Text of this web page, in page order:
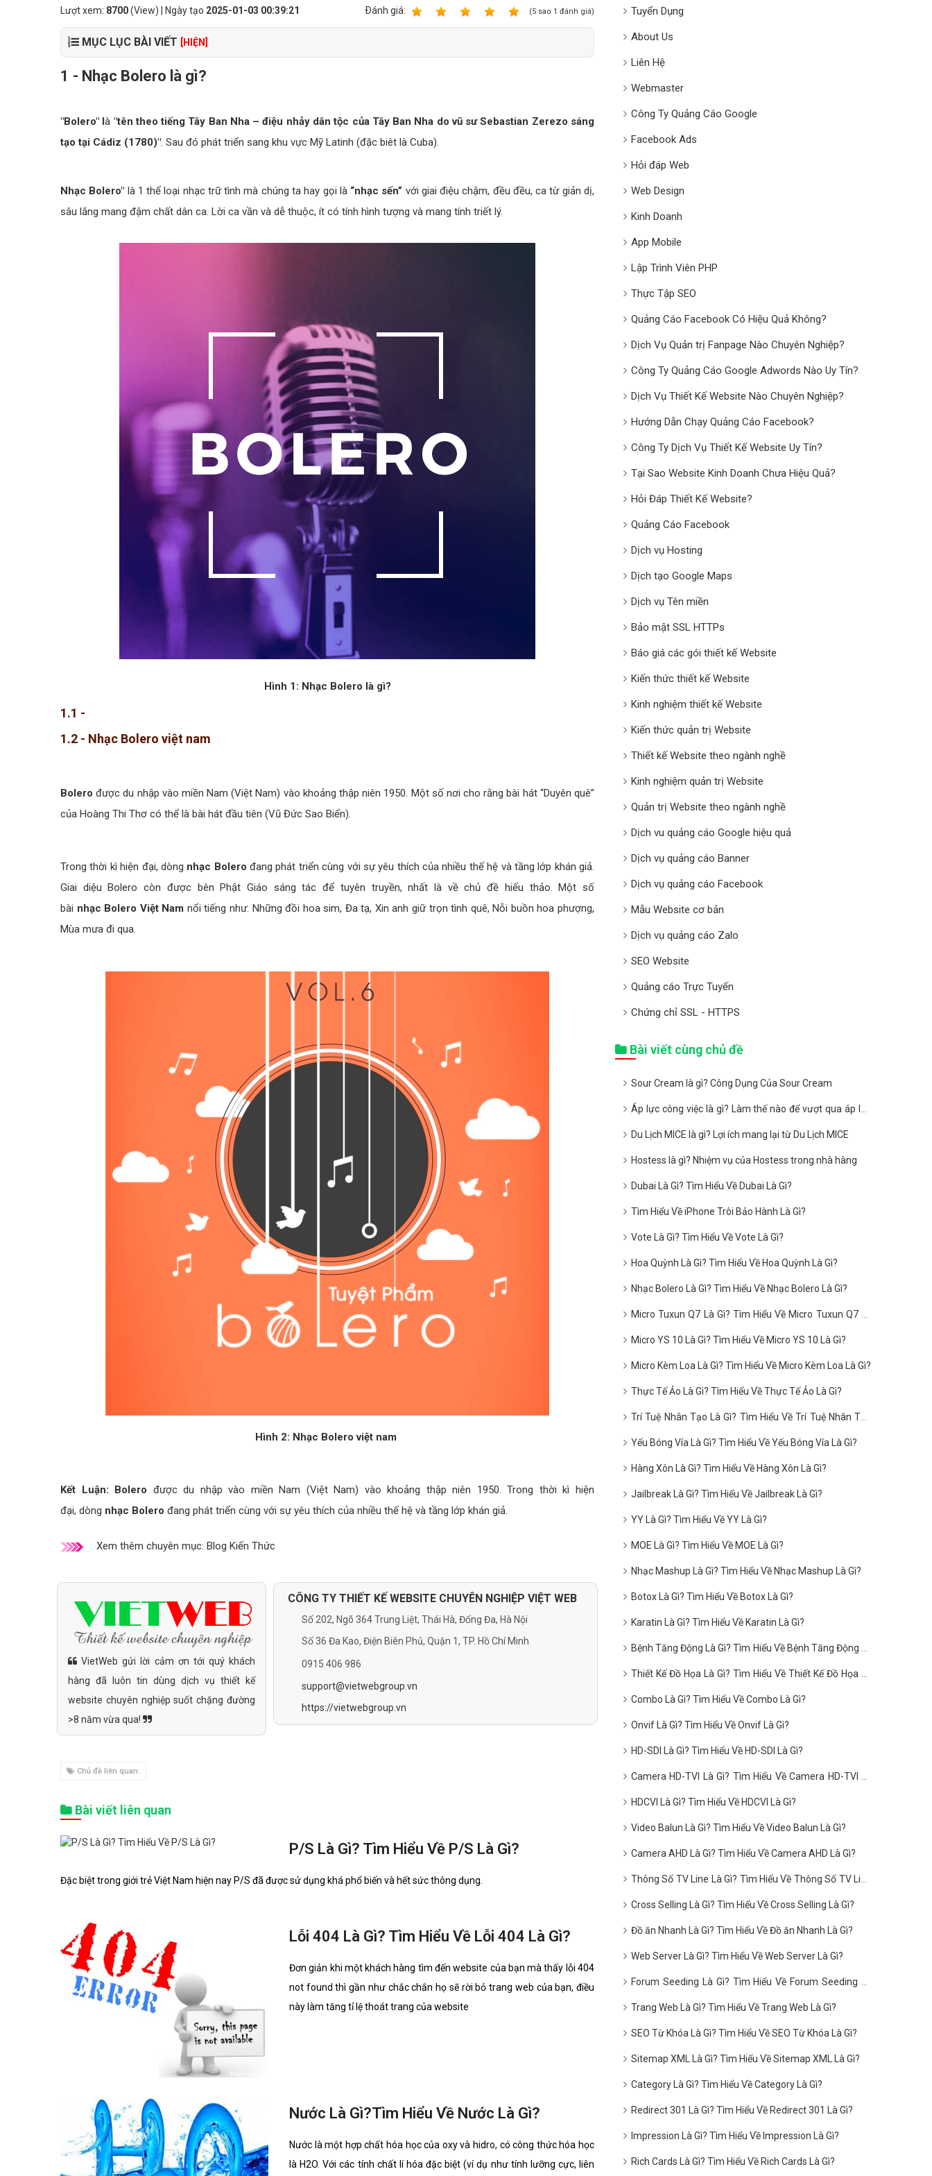
Bảng giá quảng cáo Facebook
Bảng giá SEO Website
Lượt xem: 8700(View) | Ngày tạo 2025-01-03 00:39:21 Ðánh giá: (5 sao 1 đánh giá)
MỤC LỤC BÀI VIẾT [HIỆN]
1 - Nhạc Bolero là gì?
"Bolero" là "tên theo tiếng Tây Ban Nha – điệu nhảy dân tộc của Tây Ban Nha do vũ sư Sebastian Zerezo sáng
tạo tại Cádiz (1780)". Sau đó phát triển sang khu vực Mỹ Latinh (đặc biêt là Cuba).
Nhạc Bolero" là 1 thể loại nhạc trữ tình mà chúng ta hay gọi là“nhạc sến” với giai điệu chậm, đều đều, ca từ giản dị,
sâu lắng mang đậm chất dân ca. Lời ca vần và dễ thuộc, ít có tính hình tượng và mang tính triết lý.
Hình 1: Nhạc Bolero là gì?
1.1 -
1.2 - Nhạc Bolero việt nam
Bolero được du nhập vào miền Nam (Việt Nam) vào khoảng thập niên 1950. Một số nơi cho rằng bài hát “Duyên quê”
của Hoàng Thi Thơ có thể là bài hát đầu tiên (Vũ Đức Sao Biển).
Trong thời kì hiện đại, dòng nhạc Bolero đang phát triển cùng với sự yêu thích của nhiều thế hệ và tầng lớp khán giả.
Giai diệu Bolero còn được bên Phật Giáo sáng tác để tuyên truyền, nhất là về chủ đề hiếu thảo. Một số
bài nhạc Bolero Việt Nam nổi tiếng như: Những đồi hoa sim, Đa tạ, Xin anh giữ trọn tình quê, Nỗi buồn hoa phượng,
Mùa mưa đi qua.
Hình 2: Nhạc Bolero việt nam
Kết Luận: Bolero được du nhập vào miền Nam (Việt Nam) vào khoảng thập niên 1950. Trong thời kì hiện
đại, dòng nhạc Bolero đang phát triển cùng với sự yêu thích của nhiều thế hệ và tầng lớp khán giả.
Xem thêm chuyên mục: Blog Kiến Thức
VietWeb gửi lời cảm ơn tới quý khách
hàng đã luôn tin dùng dịch vụ thiết kế
website chuyên nghiệp suốt chặng đường
>8 năm vừa qua!
CÔNG TY THIẾT KẾ WEBSITE CHUYÊN NGHIỆP VIỆT WEB
Số 202, Ngõ 364 Trung Liệt, Thái Hà, Đống Đa, Hà Nội
Số 36 Đa Kao, Điện Biên Phủ, Quận 1, TP. Hồ Chí Minh
0915 406 986
support@vietwebgroup.vn
https://vietwebgroup.vn
Chủ đề liên quan:
Bài viết liên quan
P/S Là Gì? Tìm Hiểu Về P/S Là Gì?
Đặc biệt trong giới trẻ Việt Nam hiện nay P/S đã được sử dụng khá phổ biến và hết sức thông dụng.
Lỗi 404 Là Gì? Tìm Hiểu Về Lỗi 404 Là Gì?
Đơn giản khi một khách hàng tìm đến website của bạn mà thấy lỗi 404
not found thì gần như chắc chắn họ sẽ rời bỏ trang web của bạn, điều
này làm tăng tỉ lệ thoát trang của website
Nước Là Gì?Tìm Hiểu Về Nước Là Gì?
Nước là một hợp chất hóa học của oxy và hidro, có công thức hóa học
là H2O. Với các tính chất lí hóa đặc biệt (ví dụ như tính lưỡng cực, liên
Tuyển Dụng
About Us
Liên Hệ
Webmaster
Công Ty Quảng Cáo Google
Facebook Ads
Hỏi đáp Web
Web Design
Kinh Doanh
App Mobile
Lập Trình Viên PHP
Thực Tập SEO
Quảng Cáo Facebook Có Hiệu Quả Không?
Dịch Vụ Quản trị Fanpage Nào Chuyên Nghiệp?
Công Ty Quảng Cáo Google Adwords Nào Uy Tín?
Dịch Vụ Thiết Kế Website Nào Chuyên Nghiệp?
Hướng Dẫn Chạy Quảng Cáo Facebook?
Công Ty Dịch Vụ Thiết Kế Website Uy Tín?
Tại Sao Website Kinh Doanh Chưa Hiệu Quả?
Hỏi Đáp Thiết Kế Website?
Quảng Cáo Facebook
Dịch vụ Hosting
Dịch tạo Google Maps
Dịch vụ Tên miền
Bảo mật SSL HTTPs
Báo giá các gói thiết kế Website
Kiến thức thiết kế Website
Kinh nghiệm thiết kế Website
Kiến thức quản trị Website
Thiết kế Website theo ngành nghề
Kinh nghiệm quản trị Website
Quản trị Website theo ngành nghề
Dịch vu quảng cáo Google hiệu quả
Dịch vụ quảng cáo Banner
Dịch vụ quảng cáo Facebook
Mẫu Website cơ bản
Dịch vụ quảng cáo Zalo
SEO Website
Quảng cáo Trực Tuyến
Chứng chỉ SSL - HTTPS
Bài viết cùng chủ đề
Sour Cream là gì? Công Dụng Của Sour Cream
Áp lực công việc là gì? Làm thế nào để vượt qua áp lực
công việc?
Du Lịch MICE là gì? Lợi ích mang lại từ Du Lịch MICE
Hostess là gì? Nhiệm vụ của Hostess trong nhà hàng
Dubai Là Gì? Tìm Hiểu Về Dubai Là Gì?
Tìm Hiểu Về iPhone Trôi Bảo Hành Là Gì?
Vote Là Gì? Tìm Hiểu Về Vote Là Gì?
Hoa Quỳnh Là Gì? Tìm Hiểu Về Hoa Quỳnh Là Gì?
Nhạc Bolero Là Gì? Tìm Hiểu Về Nhạc Bolero Là Gì?
Micro Tuxun Q7 Là Gì? Tìm Hiểu Về Micro Tuxun Q7 Là
Gì?
Micro YS 10 Là Gì? Tìm Hiểu Về Micro YS 10 Là Gì?
Micro Kèm Loa Là Gì? Tìm Hiểu Về Micro Kèm Loa Là Gì?
Thực Tế Ảo Là Gì? Tìm Hiểu Về Thực Tế Ảo Là Gì?
Trí Tuệ Nhân Tạo Là Gì? Tìm Hiểu Về Trí Tuệ Nhân Tạo
Là Gì?
Yếu Bóng Vía Là Gì? Tìm Hiểu Về Yếu Bóng Vía Là Gì?
Hàng Xôn Là Gì? Tìm Hiểu Về Hàng Xôn Là Gì?
Jailbreak Là Gì? Tìm Hiểu Về Jailbreak Là Gì?
YY Là Gì? Tìm Hiểu Về YY Là Gì?
MOE Là Gì? Tìm Hiểu Về MOE Là Gì?
Nhạc Mashup Là Gì? Tìm Hiểu Về Nhạc Mashup Là Gì?
Botox Là Gì? Tìm Hiểu Về Botox Là Gì?
Karatin Là Gì? Tìm Hiểu Về Karatin Là Gì?
Bệnh Tăng Động Là Gì? Tìm Hiểu Về Bệnh Tăng Động Là
Gì?
Thiết Kế Đồ Họa Là Gì? Tìm Hiểu Về Thiết Kế Đồ Họa Là
Gì?
Combo Là Gì? Tìm Hiểu Về Combo Là Gì?
Onvif Là Gì? Tìm Hiểu Về Onvif Là Gì?
HD-SDI Là Gì? Tìm Hiểu Về HD-SDI Là Gì?
Camera HD-TVI Là Gì? Tìm Hiểu Về Camera HD-TVI Là
Gì?
HDCVI Là Gì? Tìm Hiểu Về HDCVI Là Gì?
Video Balun Là Gì? Tìm Hiểu Về Video Balun Là Gì?
Camera AHD Là Gì? Tìm Hiểu Về Camera AHD Là Gì?
Thông Số TV Line Là Gì? Tìm Hiểu Về Thông Số TV Line
Là Gì?
Cross Selling Là Gì? Tìm Hiểu Về Cross Selling Là Gì?
Đồ ăn Nhanh Là Gì? Tìm Hiểu Về Đồ ăn Nhanh Là Gì?
Web Server Là Gì? Tìm Hiểu Về Web Server Là Gì?
Forum Seeding Là Gì? Tìm Hiểu Về Forum Seeding Là
Gì?
Trang Web Là Gì? Tìm Hiểu Về Trang Web Là Gì?
SEO Từ Khóa Là Gì? Tìm Hiểu Về SEO Từ Khóa Là Gì?
Sitemap XML Là Gì? Tìm Hiểu Về Sitemap XML Là Gì?
Category Là Gì? Tìm Hiểu Về Category Là Gì?
Redirect 301 Là Gì? Tìm Hiểu Về Redirect 301 Là Gì?
Impression Là Gì? Tìm Hiểu Về Impression Là Gì?
Rich Cards Là Gì? Tìm Hiểu Về Rich Cards Là Gì?